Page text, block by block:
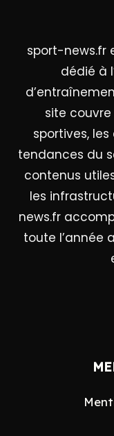
sport-news.fr
dédié à
site
sportives,
tendances du
contenus
les
news.fr
toute l’année